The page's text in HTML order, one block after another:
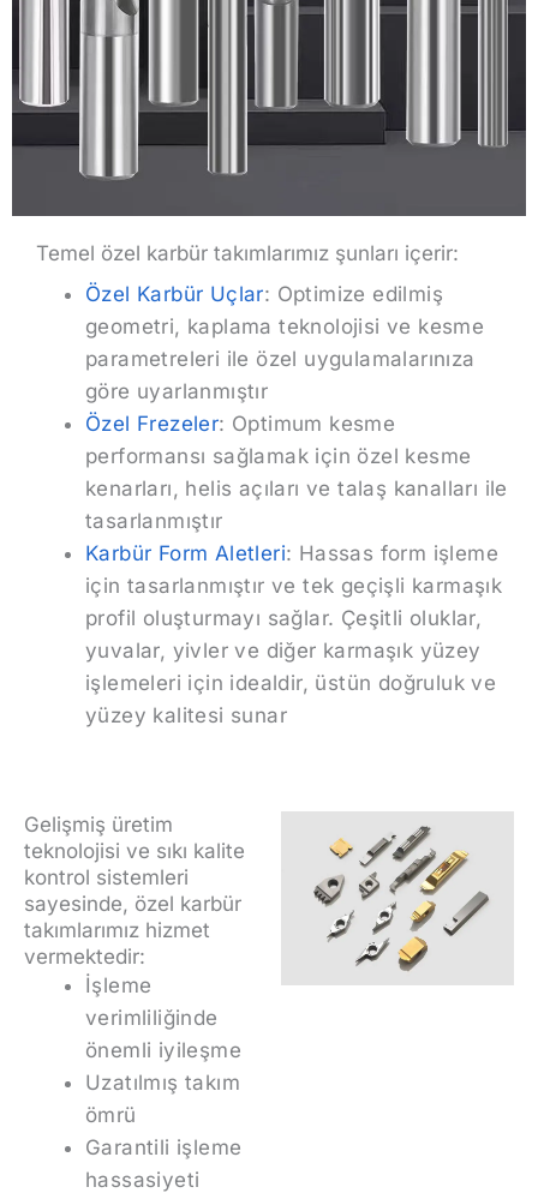
Temel özel karbür takımlarımız şunları içerir:
Özel Karbür Uçlar: Optimize edilmiş
geometri, kaplama teknolojisi ve kesme
parametreleri ile özel uygulamalarınıza
göre uyarlanmıştır
Özel Frezeler: Optimum kesme
performansı sağlamak için özel kesme
kenarları, helis açıları ve talaş kanalları ile
tasarlanmıştır
Karbür Form Aletleri: Hassas form işleme
için tasarlanmıştır ve tek geçişli karmaşık
profil oluşturmayı sağlar. Çeşitli oluklar,
yuvalar, yivler ve diğer karmaşık yüzey
işlemeleri için idealdir, üstün doğruluk ve
yüzey kalitesi sunar
Gelişmiş üretim
teknolojisi ve sıkı kalite
kontrol sistemleri
sayesinde, özel karbür
takımlarımız hizmet
vermektedir:
İşleme
verimliliğinde
önemli iyileşme
Uzatılmış takım
ömrü
Garantili işleme
hassasiyeti